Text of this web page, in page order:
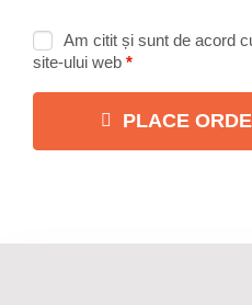
Am citit și sunt de acord
site-ului web *
PLACE